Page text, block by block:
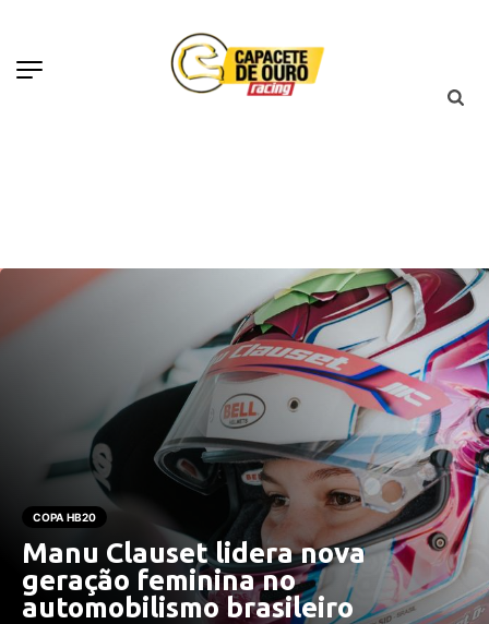
COPA HB20
Manu Clauset lidera nova
geração feminina no
automobilismo brasileiro